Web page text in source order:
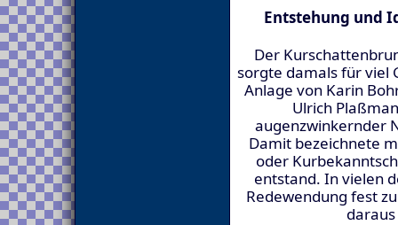
Entstehung und
Der
sorgte damals für viel
Anlage von Karin
Ulrich
augenzwinkernder
Damit bezeichnete
oder
entstand. In vielen
Redewendung fest